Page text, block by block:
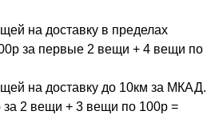
на доставку в пределах
за первые 2 вещи + 4 вещи по
на доставку до 10км за МКАД.
за 2 вещи + 3 вещи по 100р =